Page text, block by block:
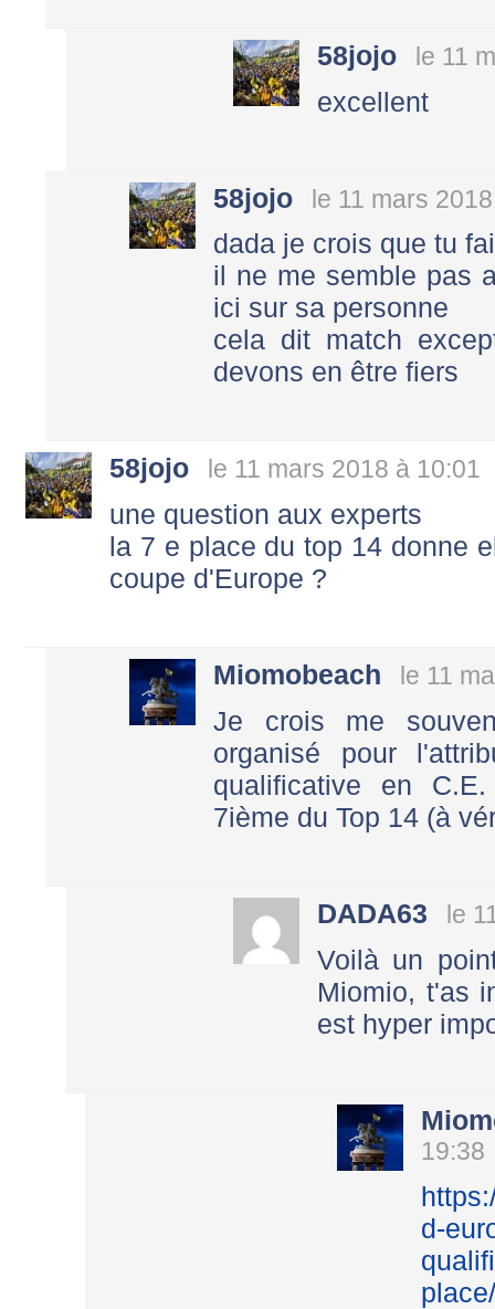
58jojo le 11
excellent
58jojo le 11 mars
dada je crois que tu
il ne me semble pas
ici sur sa personne
cela dit match
devons en être fiers
58jojo le 11 mars 2018 à 10:01
une question aux experts
la 7 e place du top 14 donne
coupe d'Europe ?
Miomobeach le 11
Je crois me
organisé pour
qualificative en
7ième du Top 14 (à
DADA63 le
Voilà un
Miomio, t'as
est hyper
19:38
d-